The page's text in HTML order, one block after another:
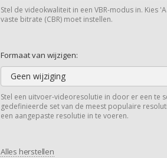
Stel de videokwaliteit in een VBR-modus in. Kies
vaste bitrate (CBR) moet instellen.
Formaat van wijzigen:
Geen wijziging
Stel een uitvoer-videoresolutie in door er een te
gedefinieerde set van de meest populaire
een aangepaste resolutie in te voeren.
Alles herstellen